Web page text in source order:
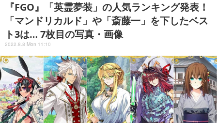
『FGO』「英霊夢装」の人気ランキング発表！
「マンドリカルド」や「斎藤一」を下したベス
ト3は… 7枚目の写真・画像
2022.8.8 Mon 11:10